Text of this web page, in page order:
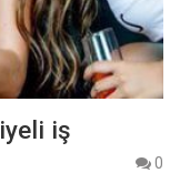
iş
0